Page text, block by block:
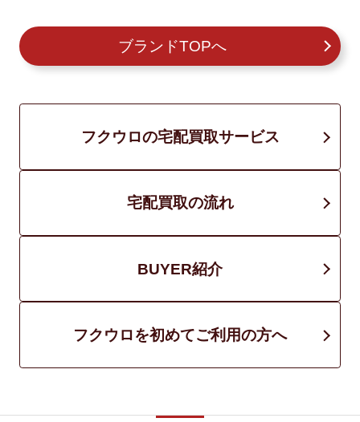
ブランドTOPへ
フクウロの宅配買取サービス
宅配買取の流れ
BUYER紹介
フクウロを初めてご利用の方へ